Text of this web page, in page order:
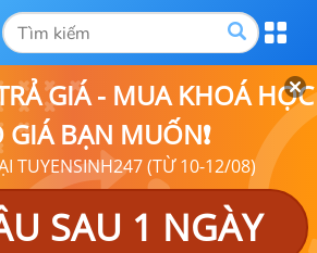
GIÁ - MUA KHOÁ HỌC
GIÁ BẠN MUỐN❗
TUYENSINH247 (TỪ 10-12/08)
SAU 1 NGÀY